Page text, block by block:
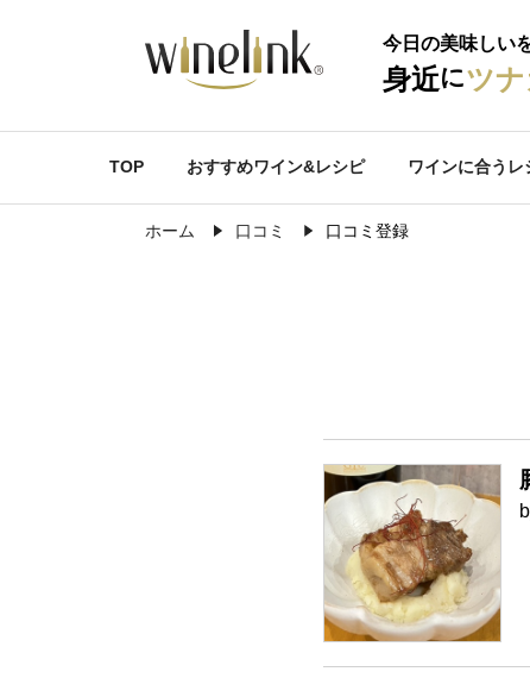
今日の美味しい
身近にツ
TOP おすすめワイン&レシピ ワインに合うレ
ホーム 口コミ 口コミ登録